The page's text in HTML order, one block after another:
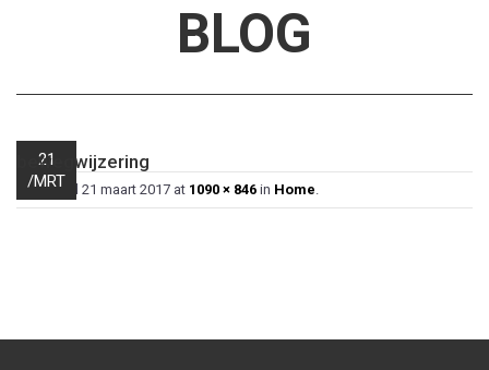
BLOG
21
/MRT
bewegwijzering
Published 21 maart 2017 at 1090 × 846 in Home